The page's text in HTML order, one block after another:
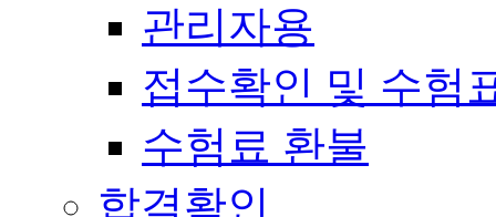
관리자용
접수확인 및 수험
수험료 환불
합격확인